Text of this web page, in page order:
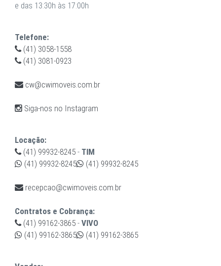
e das 13:30h às 17:00h
Telefone:
(41) 3058-1558
(41) 3081-0923
cw@cwimoveis.com.br
Siga-nos no Instagram
Locação:
(41) 99932-8245 - TIM
(41) 99932-8245
(41) 99932-8245
recepcao@cwimoveis.com.br
Contratos e Cobrança:
(41) 99162-3865 - VIVO
(41) 99162-3865
(41) 99162-3865